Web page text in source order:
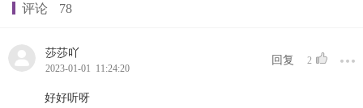
评论 78
莎莎吖
2023-01-01 11:24:20
回复 2
好好听呀